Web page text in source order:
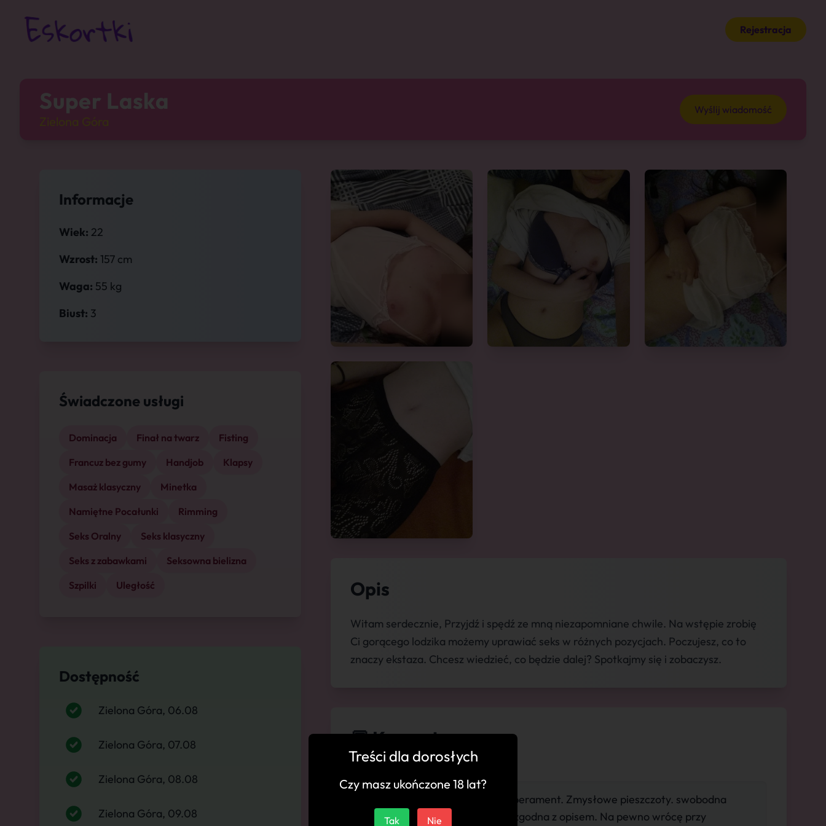
Rejestracja
Super Laska Wyślij wiadomość
Informacje
Wiek: 22
Wzrost: 157 cm
Waga: 55 kg
Biust: 3
Świadczone usługi
Dominacja Finał na twarz
Fisting
Francuz bez gumy
Handjob
Klapsy
Masaż klasyczny
Minetka
Namiętne Pocałunki
Rimming
Seks Oralny
Seks klasyczny
Seks z zabawkami
Seksowna bielizna
Szpilki
Uległość
Dostępność
Zielona Góra, 06.08
Zielona Góra, 07.08
Zielona Góra, 08.08
Zielona Góra, 09.08
Opis
Witam serdecznie, Przyjdź i spędź ze mną niezapomniane chwile. Na wstępie zrobię
Ci gorącego lodzika możemy uprawiać seks w różnych pozycjach. Poczujesz, co to
znaczy ekstaza. Chcesz wiedzieć, co będzie dalej? Spotkajmy się i zobaczysz.
💬 Komentarze
"Najlepsza! gorący temperament. Zmysłowe pieszczoty. swobodna
atmosfera. Całkowicie zgodna z opisem. Na pewno wrócę przy
Treści dla dorosłych
Czy masz ukończone 18 lat?
Tak Nie